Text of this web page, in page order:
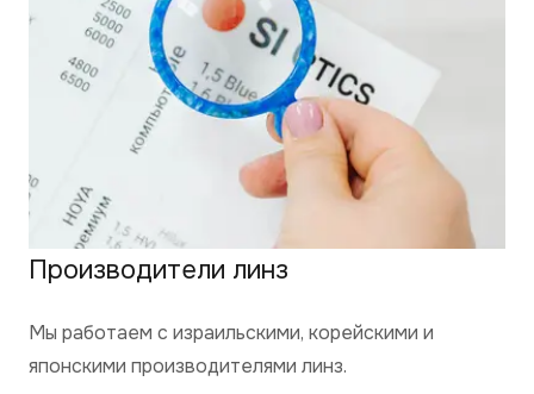
Производители линз
Мы работаем с израильскими, корейскими и
японскими производителями линз.